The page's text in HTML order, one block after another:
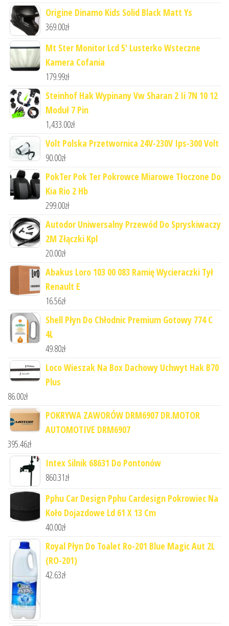
Origine Dinamo Kids Solid Black Matt Ys
369.00zł
Mt Ster Monitor Lcd 5' Lusterko Wsteczne
Kamera Cofania
179.99zł
Steinhof Hak Wypinany Vw Sharan 2 Ii 7N 10 12
Moduł 7 Pin
1,433.00zł
Volt Polska Przetwornica 24V-230V Ips-300 Volt
90.00zł
PokTer Pok Ter Pokrowce Miarowe Tłoczone Do
Kia Rio 2 Hb
299.00zł
Autodor Uniwersalny Przewód Do Spryskiwaczy
2M Złączki Kpl
20.00zł
Abakus Loro 103 00 083 Ramię Wycieraczki Tył
Renault E
16.56zł
Shell Płyn Do Chłodnic Premium Gotowy 774 C
4L
49.80zł
Loco Wieszak Na Box Dachowy Uchwyt Hak B70
Plus
86.00zł
POKRYWA ZAWORÓW DRM6907 DR.MOTOR
AUTOMOTIVE DRM6907
395.46zł
Intex Silnik 68631 Do Pontonów
860.31zł
Pphu Car Design Pphu Cardesign Pokrowiec Na
Koło Dojazdowe Ld 61 X 13 Cm
40.00zł
Royal Płyn Do Toalet Ro-201 Blue Magic Aut 2L
(RO-201)
42.63zł